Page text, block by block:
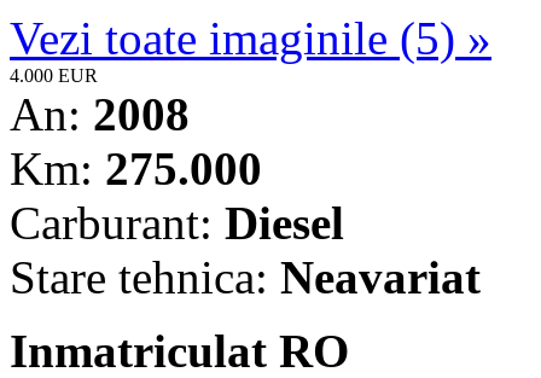
Vezi toate imaginile (5) »
4.000 EUR
An: 2008
Km: 275.000
Carburant: Diesel
Stare tehnica: Neavariat
Inmatriculat RO